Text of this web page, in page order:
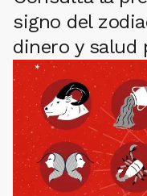
signo del
dinero y salud